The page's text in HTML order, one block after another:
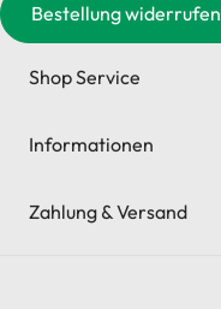
Bestellung widerrufen
Shop Service
Informationen
Zahlung & Versand